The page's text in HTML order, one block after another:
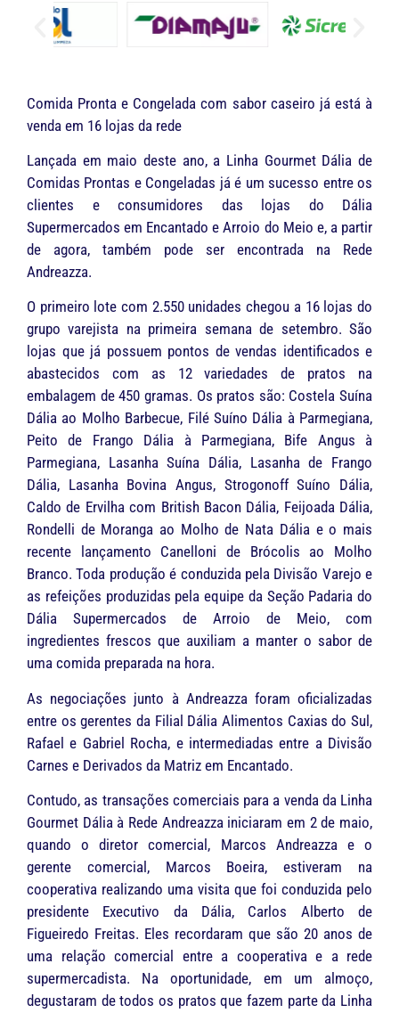
Comida Pronta e Congelada com sabor caseiro já está à
venda em 16 lojas da rede
Lançada em maio deste ano, a Linha Gourmet Dália de
Comidas Prontas e Congeladas já é um sucesso entre os
clientes e consumidores das lojas do Dália
Supermercados em Encantado e Arroio do Meio e, a partir
de agora, também pode ser encontrada na Rede
Andreazza.
O primeiro lote com 2.550 unidades chegou a 16 lojas do
grupo varejista na primeira semana de setembro. São
lojas que já possuem pontos de vendas identificados e
abastecidos com as 12 variedades de pratos na
embalagem de 450 gramas. Os pratos são: Costela Suína
Dália ao Molho Barbecue, Filé Suíno Dália à Parmegiana,
Peito de Frango Dália à Parmegiana, Bife Angus à
Parmegiana, Lasanha Suína Dália, Lasanha de Frango
Dália, Lasanha Bovina Angus, Strogonoff Suíno Dália,
Caldo de Ervilha com British Bacon Dália, Feijoada Dália,
Rondelli de Moranga ao Molho de Nata Dália e o mais
recente lançamento Canelloni de Brócolis ao Molho
Branco. Toda produção é conduzida pela Divisão Varejo e
as refeições produzidas pela equipe da Seção Padaria do
Dália Supermercados de Arroio de Meio, com
ingredientes frescos que auxiliam a manter o sabor de
uma comida preparada na hora.
As negociações junto à Andreazza foram oficializadas
entre os gerentes da Filial Dália Alimentos Caxias do Sul,
Rafael e Gabriel Rocha, e intermediadas entre a Divisão
Carnes e Derivados da Matriz em Encantado.
Contudo, as transações comerciais para a venda da Linha
Gourmet Dália à Rede Andreazza iniciaram em 2 de maio,
quando o diretor comercial, Marcos Andreazza e o
gerente comercial, Marcos Boeira, estiveram na
cooperativa realizando uma visita que foi conduzida pelo
presidente Executivo da Dália, Carlos Alberto de
Figueiredo Freitas. Eles recordaram que são 20 anos de
uma relação comercial entre a cooperativa e a rede
supermercadista. Na oportunidade, em um almoço,
degustaram de todos os pratos que fazem parte da Linha